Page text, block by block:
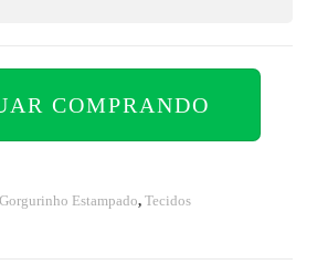
COMPRANDO
Gorgurinho Estampado,Tecidos